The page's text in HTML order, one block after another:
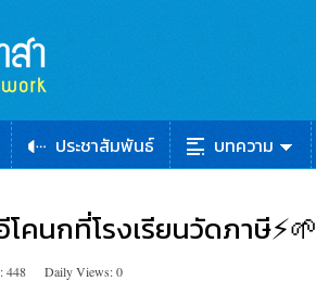
ประชาสัมพันธ์ บทความ
นกที่โรงเรียนวัดภาษี⚡🌱
448 Daily Views: 0